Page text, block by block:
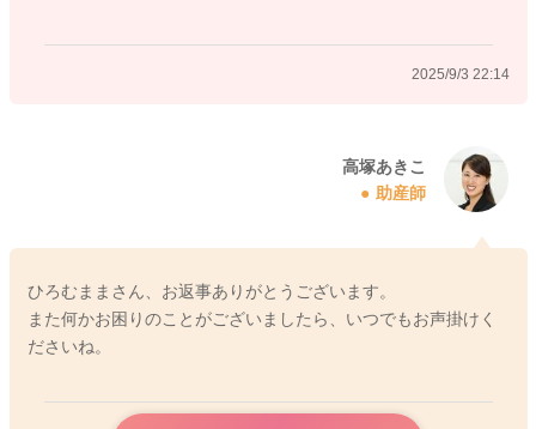
わけではないですし、ママさんが今後どのように授乳なさって
われていますので、おっぱいは特に頻回授乳になってしまいま
す。ミルクをしっかり足していただき、少し寝てくれるのであ
いを飲ませていきたいとお考えなのであれば、夜間も授乳か搾
4- 何でもいいのでアドバイスもらえると嬉しいです。
→ おっぱいの分泌量は、その日の体調や疲れ、栄養不足、睡眠
不足など、様々な要因で増減しますよ。1日の中でも、おっぱい
ってくる夕方以降は、どうしても分泌が減ってしまうママさん
2025/9/3 22:14
高塚あきこ
助産師
ひろむままさん、お返事ありがとうございます。
また何かお困りのことがございましたら、いつでもお声掛けく
ださいね。